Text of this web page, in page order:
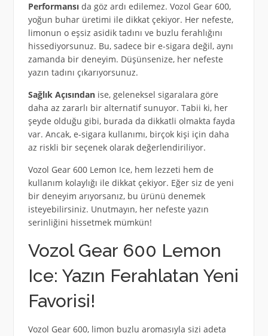
Performansıda göz ardı edilemez. Vozol Gear 600,
yoğun buhar üretimi ile dikkat çekiyor. Her nefeste,
limonun o eşsiz asidik tadını ve buzlu ferahlığını
hissediyorsunuz. Bu, sadece bir e-sigara değil, aynı
zamanda bir deneyim. Düşünsenize, her nefeste
yazın tadını çıkarıyorsunuz.
Sağlık Açısındanise, geleneksel sigaralara göre
daha az zararlı bir alternatif sunuyor. Tabii ki, her
şeyde olduğu gibi, burada da dikkatli olmakta fayda
var. Ancak, e-sigara kullanımı, birçok kişi için daha
az riskli bir seçenek olarak değerlendiriliyor.
Vozol Gear 600 Lemon Ice, hem lezzeti hem de
kullanım kolaylığı ile dikkat çekiyor. Eğer siz de yeni
bir deneyim arıyorsanız, bu ürünü denemek
isteyebilirsiniz. Unutmayın, her nefeste yazın
serinliğini hissetmek mümkün!
Vozol Gear 600 Lemon
Ice: Yazın Ferahlatan Yeni
Favorisi!
Vozol Gear 600, limon buzlu aromasıyla sizi adeta